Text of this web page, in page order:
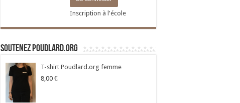
Inscription à l'école
Soutenez Poudlard.org
T-shirt Poudlard.org femme
8,00 €